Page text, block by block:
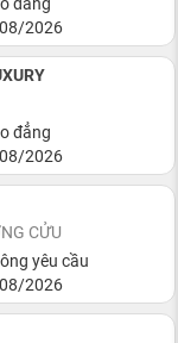
2026
đẳng
2026
CỬU
yêu cầu
2026